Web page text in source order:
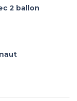
2 ballon